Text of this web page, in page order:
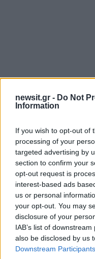
newsit.gr - Do Not
Information
If you wish to opt-out of
processing of your
targeted advertising by
section to confirm your
opt-out request is
interest-based ads
us or personal
your opt-out. You may
disclosure of your
IAB’s list of
also be disclosed by us
Downstream Participants